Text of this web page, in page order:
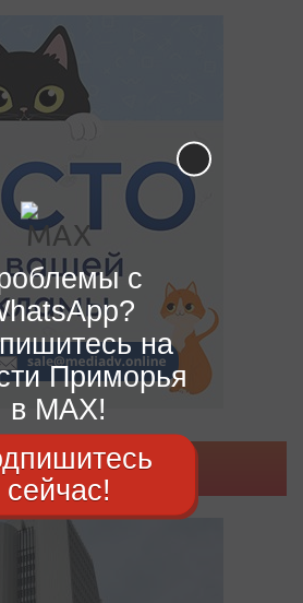
с
на
Приморья
в MAX!
сейчас!